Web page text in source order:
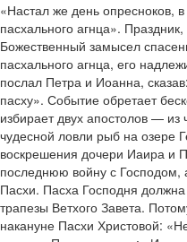
«Настал же день опресноков,
пасхального агнца».
Божественный замысел
пасхального агнца, его
послал Петра и Иоанна,
пасху». Событие обретает
избирает двух апостолов — из
чудесной ловли рыб на озере
воскрешения дочери Иаира и
последнюю войну с Господом,
Пасхи. Пасха Господня
трапезы Ветхого Завета.
накануне Пасхи Христовой: